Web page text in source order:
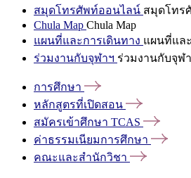
สมุดโทรศัพท์ออนไลน์ สมุดโทร
Chula Map Chula Map
แผนที่และการเดินทาง แผนที่แล
ร่วมงานกับจุฬาฯ ร่วมงานกับจุฬ
การศึกษา
หลักสูตรที่เปิดสอน
สมัครเข้าศึกษา TCAS
ค่าธรรมเนียมการศึกษา
คณะและสำนักวิชา